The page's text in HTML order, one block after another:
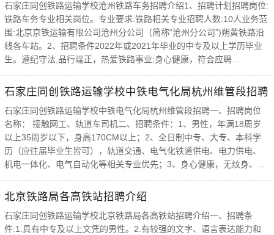
石家庄同创铁路运输学校沧州铁路车务招聘介绍1、招聘计划招聘岗位:
铁路车务专业相关岗位。专业要求:铁路相关专业招聘人数:10人业务范
围:北京京铁运输有限公司沧州分公司（简称“沧州分公司”)朔黄铁路沿
线各车站。2、招聘条件2022年或2021年毕业的中专及以上学历毕业
生。遵纪守法,品行端正，热爱铁路事业;身心健康，符合应聘...
石家庄同创铁路运输学校中铁电气化局杭州维管段招聘
石家庄同创铁路运输学校中铁电气化局杭州维管段招聘一、招聘岗位
名称： 接触网工、轨道车司机二、招聘条件：1、男性，年满18周岁
以上35周岁以下，身高170CM以上；2、全日制中专、大专、本科学
历（应往届毕业生皆可），轨道交通、电气化铁道供电、电力供电、
机电一体化、电气自动化等相关专业优先；3、身心健康，无纹身、...
北京铁路局各高铁站招聘介绍
石家庄同创铁路运输学校北京铁路局各高铁站招聘介绍一、招聘条
件:1.具有中专及以上文凭的男性。2.有较强的文字、语言表达能力和